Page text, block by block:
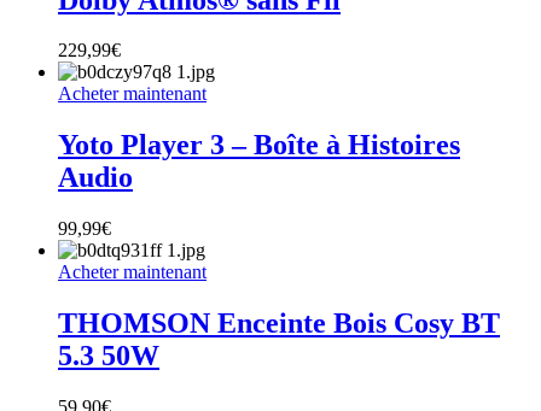
229,99€
Acheter maintenant
Yoto Player 3 – Boîte à Histoires
Audio
99,99€
Acheter maintenant
THOMSON Enceinte Bois Cosy BT
5.3 50W
59,90€